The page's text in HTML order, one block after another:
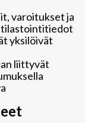
varoitukset ja
yksilöivät
liittyvät